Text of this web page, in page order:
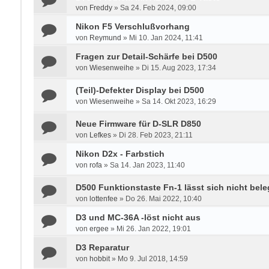
von Freddy» Sa 24. Feb 2024, 09:00
Nikon F5 Verschlußvorhang
von Reymund » Mi 10. Jan 2024, 11:41
Fragen zur Detail-Schärfe bei D500
von Wiesenweihe » Di 15. Aug 2023, 17:34
(Teil)-Defekter Display bei D500
von Wiesenweihe » Sa 14. Okt 2023, 16:29
Neue Firmware für D-SLR D850
von Lefkes» Di 28. Feb 2023, 21:11
Nikon D2x - Farbstich
von rofa» Sa 14. Jan 2023, 11:40
D500 Funktionstaste Fn-1 lässt sich nicht
von lottenfee » Do 26. Mai 2022, 10:40
D3 und MC-36A -löst nicht aus
von ergee » Mi 26. Jan 2022, 19:01
D3 Reparatur
von hobbit» Mo 9. Jul 2018, 14:59